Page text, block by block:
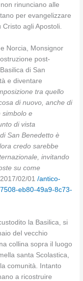
rinunciano alle
per evangelizzare
agli Apostoli.
Norcia, Monsignor
post-
di San
e diventare
tra quello
di nuovo, anche di
simbolo e
di vista
San Benedetto è
credo sarebbe
invitando
su come
02/01/antico-
eb80-49a9-8c73-
la Basilica, si
del vecchio
collina sopra il luogo
santa Scolastica,
comunità. Intanto
a ricostruire